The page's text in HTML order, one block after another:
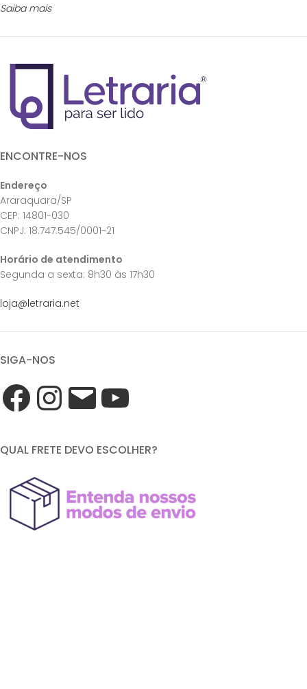
Saiba mais
ENCONTRE-NOS
Endereço
Araraquara/SP
CEP: 14801-030
CNPJ: 18.747.545/0001-21
Horário de atendimento
Segunda a sexta: 8h30 às 17h30
loja@letraria.net
SIGA-NOS
QUAL FRETE DEVO ESCOLHER?